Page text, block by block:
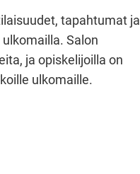
tapahtumat ja
Salon
ja opiskelijoilla on
ulkomaille.